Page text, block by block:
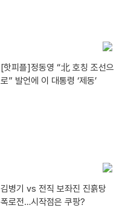
[핫피플]정동영 “北 호칭 조선으
로” 발언에 이 대통령 ‘제동’
김병기 vs 전직 보좌진 진흙탕
폭로전…시작점은 쿠팡?